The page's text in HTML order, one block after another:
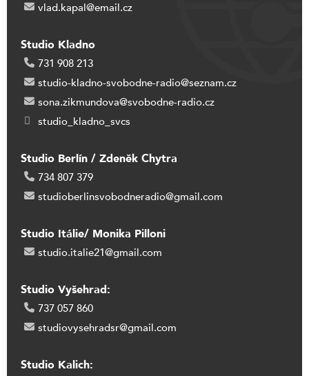
vlad.kapal@email.cz
Studio Kladno
731 908 213
studio-kladno-svobodne-radio@seznam.cz
sona.zikmundova@svobodne-radio.cz
studio_kladno_svcs
Studio Berlín / Zdeněk Chytra
734 807 379
studioberlinsvobodneradio@gmail.com
Studio Itálie/ Monika Pilloni
studio.italie21@gmail.com
Studio Vyšehrad:
737 057 860
studiovysehradsr@gmail.com
Studio Kalich: